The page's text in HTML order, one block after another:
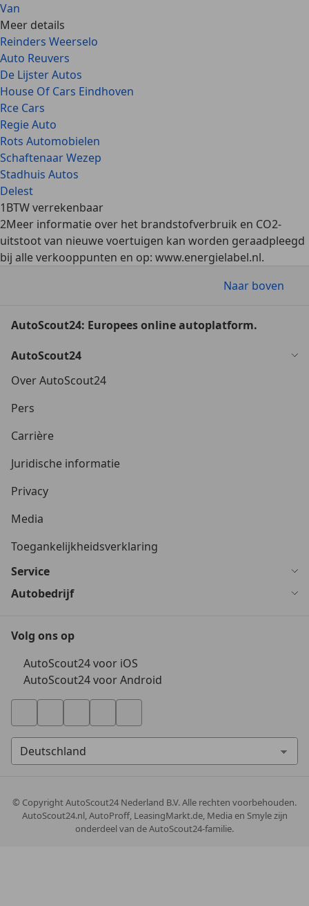
Van
Meer details
Reinders Weerselo
Auto Reuvers
De Lijster Autos
House Of Cars Eindhoven
Rce Cars
Regie Auto
Rots Automobielen
Schaftenaar Wezep
Stadhuis Autos
Delest
1BTW verrekenbaar
2Meer informatie over het brandstofverbruik en CO2-
uitstoot van nieuwe voertuigen kan worden geraadpleegd
bij alle verkooppunten en op: www.energielabel.nl.
Naar boven
AutoScout24: Europees online autoplatform.
AutoScout24
Over AutoScout24
Pers
Carrière
Juridische informatie
Privacy
Media
Toegankelijkheidsverklaring
Service
Autobedrijf
Volg ons op
AutoScout24 voor iOS
AutoScout24 voor Android
© CopyrightAutoScout24 Nederland B.V. Alle rechten voorbehouden.
AutoScout24.nl, AutoProff, LeasingMarkt.de, Media en Smyle zijn
onderdeel van de AutoScout24-familie.